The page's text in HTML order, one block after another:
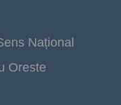
Național
Oreste